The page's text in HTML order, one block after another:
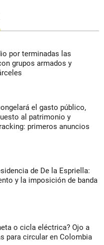
por terminadas las
grupos armados y
el gasto público,
al patrimonio y
primeros anuncios
de De la Espriella:
y la imposición de banda
o cicla eléctrica? Ojo a
para circular en Colombia